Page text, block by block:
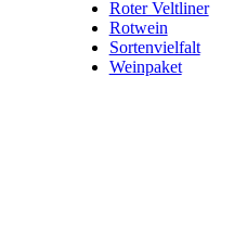
Roter Veltliner
Rotwein
Sortenvielfalt
Weinpaket